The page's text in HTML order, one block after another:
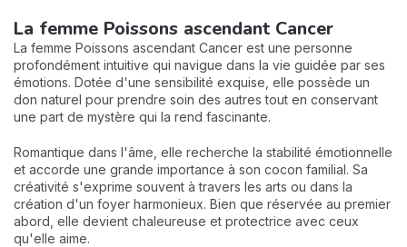
La femme Poissons ascendant Cancer
La femme Poissons ascendant Cancer est une personne
profondément intuitive qui navigue dans la vie guidée par ses
émotions. Dotée d'une sensibilité exquise, elle possède un
don naturel pour prendre soin des autres tout en conservant
une part de mystère qui la rend fascinante.
Romantique dans l'âme, elle recherche la stabilité émotionnelle
et accorde une grande importance à son cocon familial. Sa
créativité s'exprime souvent à travers les arts ou dans la
création d'un foyer harmonieux. Bien que réservée au premier
abord, elle devient chaleureuse et protectrice avec ceux
qu'elle aime.